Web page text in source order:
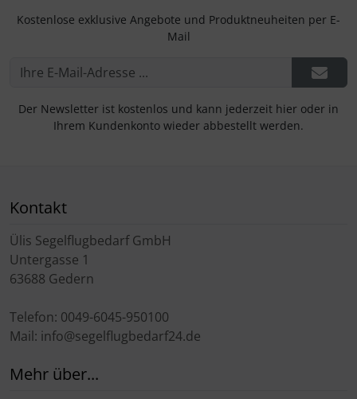
Kostenlose exklusive Angebote und Produktneuheiten per E-
Mail
Der Newsletter ist kostenlos und kann jederzeit hier oder in
Ihrem Kundenkonto wieder abbestellt werden.
Kontakt
Ülis Segelflugbedarf GmbH
Untergasse 1
63688 Gedern
Telefon: 0049-6045-950100
Mail: info@segelflugbedarf24.de
Mehr über...